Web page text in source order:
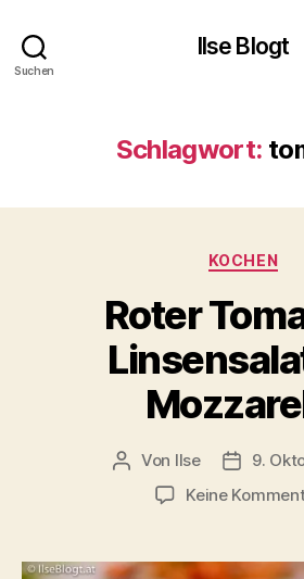
Suchen
Ilse Blogt
Schlagwort:
KOCHEN
Roter
Beitragsautor
Von Ilse
9.
Keine